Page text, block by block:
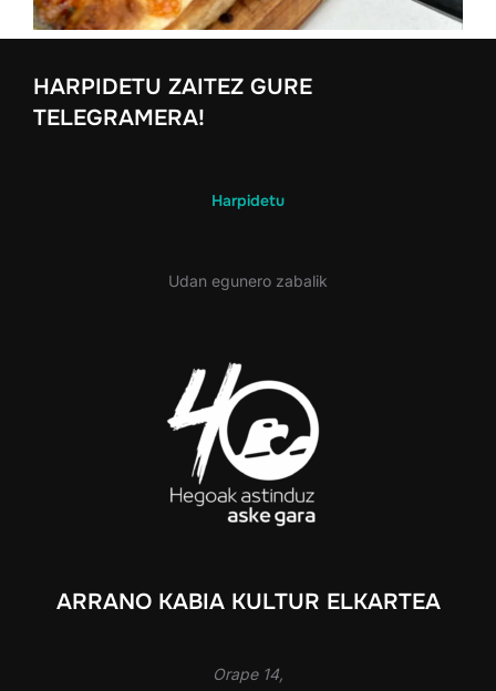
HARPIDETU ZAITEZ GURE
TELEGRAMERA!
Harpidetu
Udan egunero zabalik
ARRANO KABIA KULTUR ELKARTEA
Orape 14,